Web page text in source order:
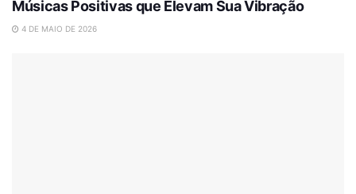
Músicas Positivas que Elevam Sua Vibração
4 DE MAIO DE 2026